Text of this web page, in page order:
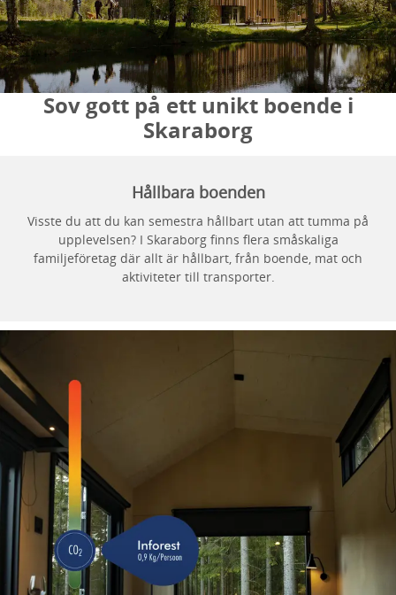
Sov gott på ett unikt boende i
Skaraborg
Hållbara boenden
Visste du att du kan semestra hållbart utan att tumma på
upplevelsen? I Skaraborg finns flera småskaliga
familjeföretag där allt är hållbart, från boende, mat och
aktiviteter till transporter.